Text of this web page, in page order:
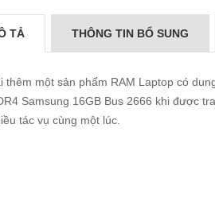
TẢ THÔNG TIN BỔ SUNG
thêm một sản phẩm RAM Laptop có
Samsung 16GB Bus 2666 khi được
tác vụ cùng một lúc.